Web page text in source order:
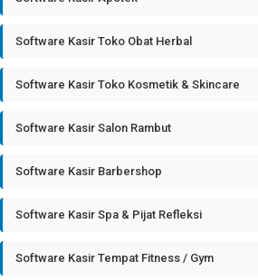
Software Kasir Toko Obat Herbal
Software Kasir Toko Kosmetik & Skincare
Software Kasir Salon Rambut
Software Kasir Barbershop
Software Kasir Spa & Pijat Refleksi
Software Kasir Tempat Fitness / Gym